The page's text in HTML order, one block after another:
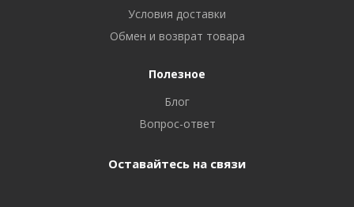
Условия доставки
Обмен и возврат товара
Полезное
Блог
Вопрос-ответ
Оставайтесь на связи